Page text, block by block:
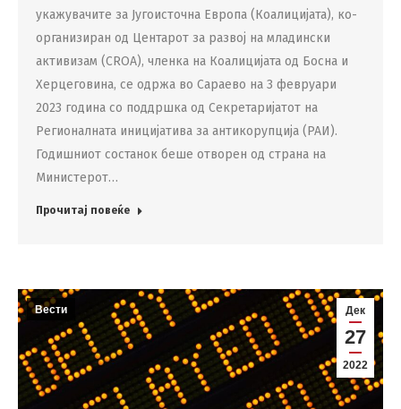
укажувачите за Југоисточна Европа (Коалицијата), ко-
организиран од Центарот за развој на младински
активизам (CROA), членка на Коалицијата од Босна и
Херцеговина, се одржа во Сараево на 3 февруари
2023 година со поддршка од Секретаријатот на
Регионалната иницијатива за антикорупција (РАИ).
Годишниот состанок беше отворен од страна на
Министерот…
Прочитај повеќе
Дек
27
2022
Вести